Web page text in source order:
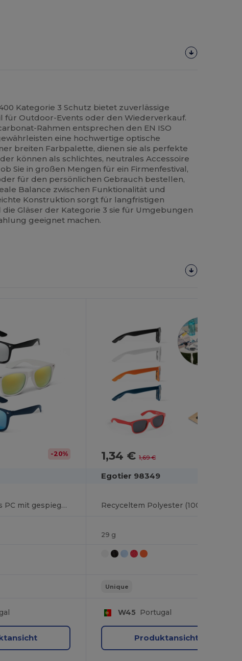
Kategorie 3 Schutz bietet zuverlässige
für Outdoor-Events oder den Wiederverkauf.
Rahmen entsprechen den EN ISO
eine hochwertige optische
breiten Farbpalette, dienen sie als perfekte
können als schlichtes, neutrales Accessoire
Sie in großen Mengen für ein Firmenfestival,
für den persönlichen Gebrauch bestellen,
Balance zwischen Funktionalität und
Konstruktion sorgt für langfristigen
Gläser der Kategorie 3 sie für Umgebungen
geeignet machen.
-20%
Sonnenbrille aus PC mit gespiegelten Brillengläsern
1,34 €1,69 €
Egotier 98349
29 g
Unique
W45 Portugal
Produktansicht